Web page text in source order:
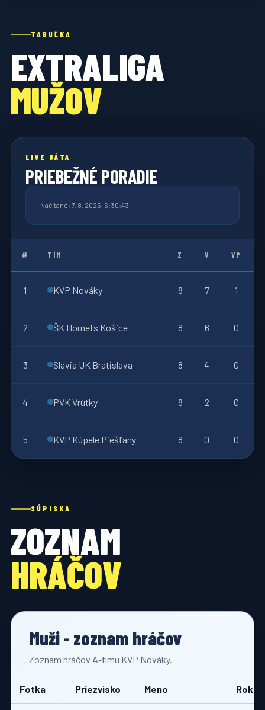
TABUĽKA
EXTRALIGA
MUŽOV
LIVE DÁTA
PRIEBEŽNÉ PORADIE
Načítané: 7. 8. 2026, 6:30:43
# TÍM Z V VP
1 KVP Nováky 8 7 1
2 ŠK Hornets Košice 8 6 0
3 Slávia UK Bratislava 8 4 0
4 PVK Vrútky 8 2 0
5 KVP Kúpele Piešťany 8 0 0
SÚPISKA
ZOZNAM
HRÁČOV
Muži - zoznam hráčov
Zoznam hráčov A-tímu KVP Nováky.
Fotka Priezvisko Meno Rok